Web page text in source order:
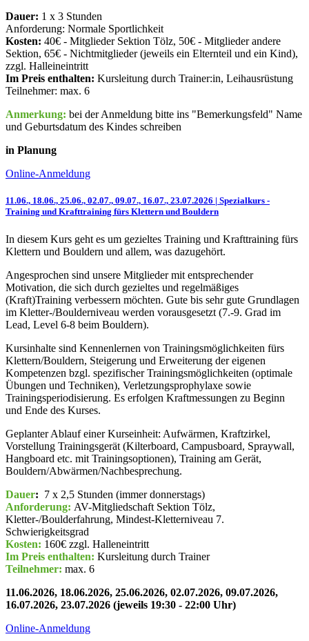
Dauer: 1 x 3 Stunden
Anforderung: Normale Sportlichkeit
Kosten: 40€ - Mitglieder Sektion Tölz, 50€ - Mitglieder andere
Sektion, 65€ - Nichtmitglieder (jeweils ein Elternteil und ein Kind),
zzgl. Halleineintritt
Im Preis enthalten: Kursleitung durch Trainer:in, Leihausrüstung
Teilnehmer: max. 6
Anmerkung: bei der Anmeldung bitte ins "Bemerkungsfeld" Name
und Geburtsdatum des Kindes schreiben
in Planung
Online-Anmeldung
11.06., 18.06., 25.06., 02.07., 09.07., 16.07., 23.07.2026 | Spezialkurs -
Training und Krafttraining fürs Klettern und Bouldern
In diesem Kurs geht es um gezieltes Training und Krafttraining fürs
Klettern und Bouldern und allem, was dazugehört.
Angesprochen sind unsere Mitglieder mit entsprechender
Motivation, die sich durch gezieltes und regelmäßiges
(Kraft)Training verbessern möchten. Gute bis sehr gute Grundlagen
im Kletter-/Boulderniveau werden vorausgesetzt (7.-9. Grad im
Lead, Level 6-8 beim Bouldern).
Kursinhalte sind Kennenlernen von Trainingsmöglichkeiten fürs
Klettern/Bouldern, Steigerung und Erweiterung der eigenen
Kompetenzen bzgl. spezifischer Trainingsmöglichkeiten (optimale
Übungen und Techniken), Verletzungsprophylaxe sowie
Trainingsperiodisierung. Es erfolgen Kraftmessungen zu Beginn
und Ende des Kurses.
Geplanter Ablauf einer Kurseinheit: Aufwärmen, Kraftzirkel,
Vorstellung Trainingsgerät (Kilterboard, Campusboard, Spraywall,
Hangboard etc. mit Trainingsoptionen), Training am Gerät,
Bouldern/Abwärmen/Nachbesprechung.
Dauer: 7 x 2,5 Stunden (immer donnerstags)
Anforderung: AV-Mitgliedschaft Sektion Tölz,
Kletter-/Boulderfahrung, Mindest-Kletterniveau 7.
Schwierigkeitsgrad
Kosten: 160€ zzgl. Halleneintritt
Im Preis enthalten: Kursleitung durch Trainer
Teilnehmer: max. 6
11.06.2026, 18.06.2026, 25.06.2026, 02.07.2026, 09.07.2026,
16.07.2026, 23.07.2026 (jeweils 19:30 - 22:00 Uhr)
Online-Anmeldung